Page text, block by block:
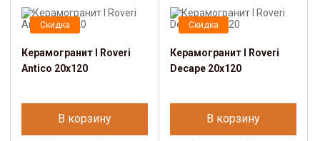
Скидка
Керамогранит I Roveri
Antico 20x120
В корзину
Скидка
Керамогранит I Roveri
Decape 20x120
В корзину